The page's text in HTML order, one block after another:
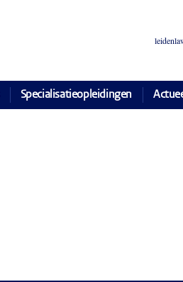
Specialisatieopleidingen